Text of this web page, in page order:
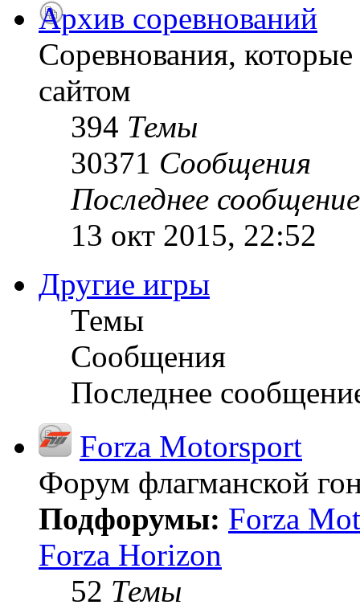
Архив соревнований
Соревнования,
сайтом
394 Темы
30371 Сообщения
Последнее сообщение
13 окт 2015, 22:52
Другие игры
Темы
Сообщения
Последнее
Forza Motorsport
Форум флагманской
Подфорумы: Forza
Forza Horizon
52 Темы